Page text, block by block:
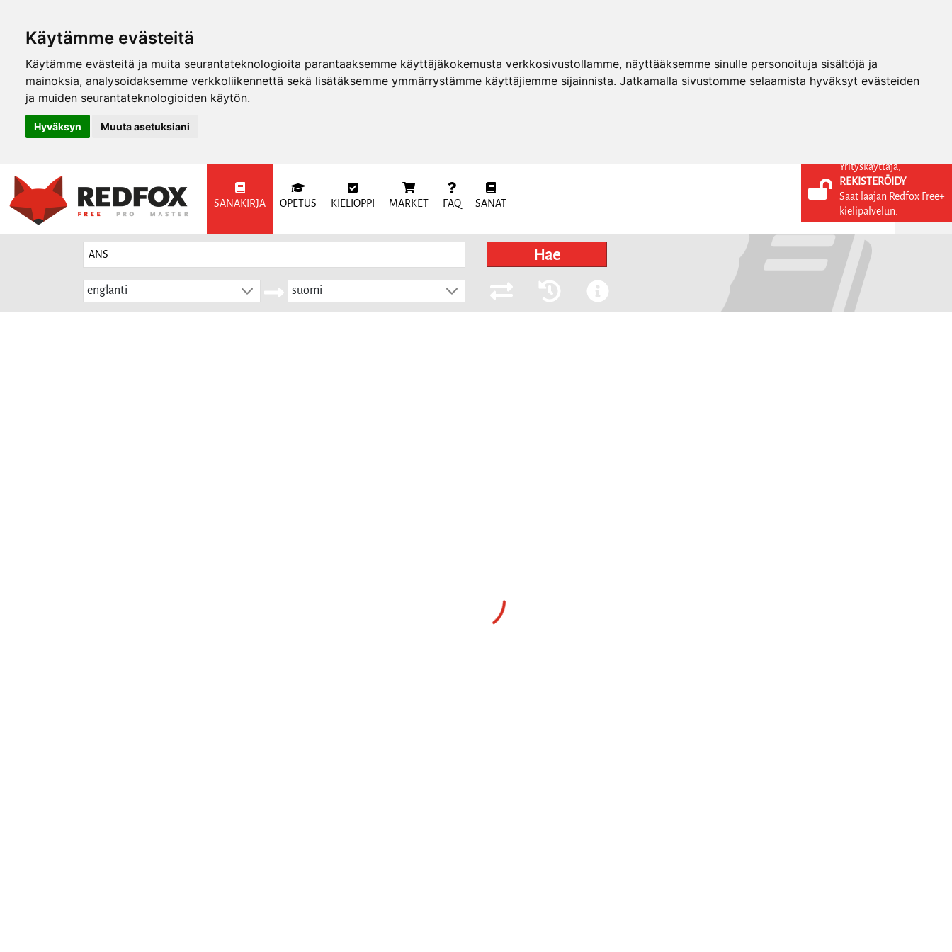
Käytämme evästeitä
Käytämme evästeitä ja muita seurantateknologioita parantaaksemme käyttäjäkokemusta verkkosivustollamme, näyttääksemme sinulle personoituja sisältöjä ja
mainoksia, analysoidaksemme verkkoliikennettä sekä lisätäksemme ymmärrystämme käyttäjiemme sijainnista. Jatkamalla sivustomme selaamista hyväksyt evästeiden
ja muiden seurantateknologioiden käytön.
Hyväksyn Muuta asetuksiani
SANAKIRJA OPETUS KIELIOPPI MARKET FAQ SANAT
KIRJAUDU SISÄÄN
REKISTERÖIDY
Hae
englanti suomi
Yrityskäyttäjä,
REKISTERÖIDY
Saat laajan Redfox Free+
kielipalvelun.